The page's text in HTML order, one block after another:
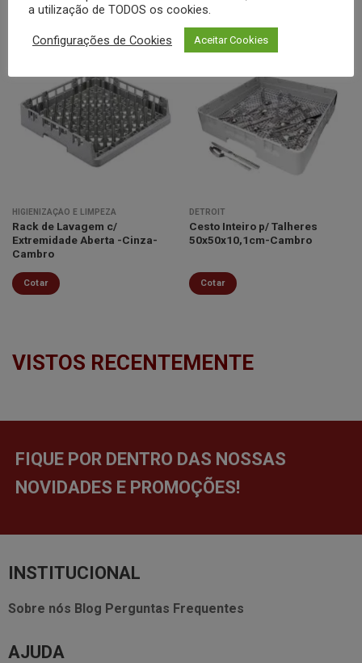
Minha
lista de
desejos
HIGIENIZAÇÃO E LIMPEZA
Rack de Lavagem c/
Extremidade Aberta -Cinza-
Cambro
Cotar
Minha
lista de
desejos
DETROIT
Cesto Inteiro p/ Talheres
50x50x10,1cm-Cambro
Cotar
VISTOS RECENTEMENTE
FIQUE POR DENTRO DAS NOSSAS
NOVIDADES E PROMOÇÕES!
INSTITUCIONAL
Sobre nós Blog Perguntas Frequentes
AJUDA
a utilização de TODOS os cookies.
Configurações de Cookies Aceitar Cookies